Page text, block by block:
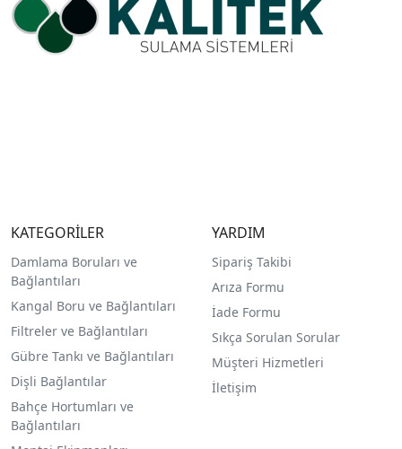
KATEGORİLER
Damlama Boruları ve
Bağlantıları
Kangal Boru ve Bağlantıları
Filtreler ve Bağlantıları
Gübre Tankı ve Bağlantıları
Dişli Bağlantılar
Bahçe Hortumları ve
Bağlantıları
YARDIM
Sipariş Takibi
Arıza Formu
İade Formu
Sıkça Sorulan Sorular
Müşteri Hizmetleri
İletişim